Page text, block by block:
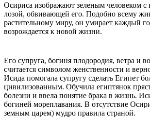
Осириса изображают зеленым человеком с
лозой, обвивающей его. Подобно всему
растительному миру, он умирает каждый
возрождается к новой жизни.
Его супруга, богиня плодородия, ветра и
считается символом женственности и
Исида помогала супругу сделать Египет
цивилизованным. Обучила египтянок
болезни и ввела понятие брака в жизнь.
богиней мореплавания. В отсутствие
земным царем) мудро правила страной.